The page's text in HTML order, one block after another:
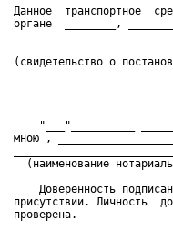
Данное  транспортное
органе  ________,
(свидетельство о
"___"__________ _____
мною ,
(наименование
Доверенность подписана
присутствии. Личность
проверена.